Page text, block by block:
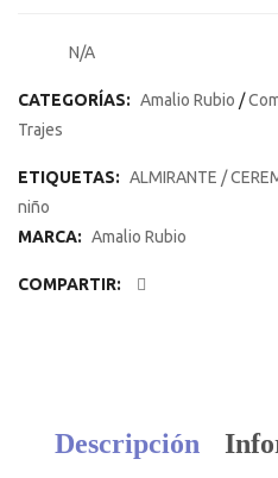
N/A
CATEGORÍAS: Amalio Rubio /
Trajes
ETIQUETAS: ALMIRANTE /
niño
MARCA: Amalio Rubio
COMPARTIR:
Descripción